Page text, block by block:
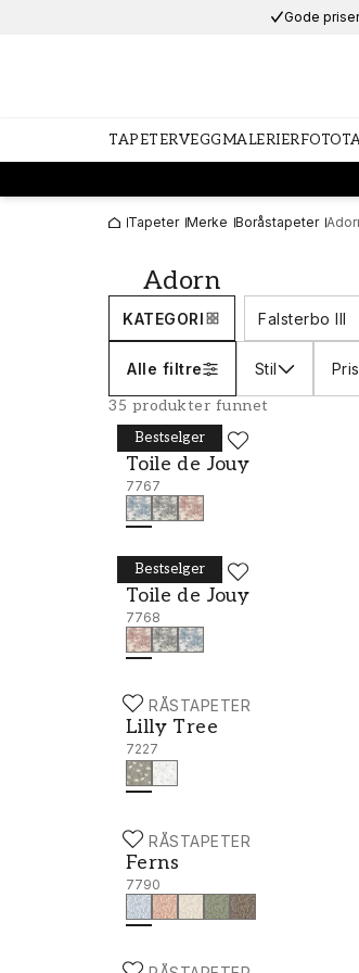
Gode
TAPETERVEGGMALERIER
Tapeter Merke Boråstapeter
Adorn
KATEGORI Falsterbo III
Alle filtre Stil Pris
35 produkter funnet
Bestselger
BORÅSTAPETER
Toile de Jouy
7767
Toile de Jouy - 7767
Bestselger
BORÅSTAPETER
Toile de Jouy
7768
Toile de Jouy - 7768
BORÅSTAPETER
Lilly Tree
7227
Lilly Tree - 7227
BORÅSTAPETER
Ferns
7790
Ferns - 7790